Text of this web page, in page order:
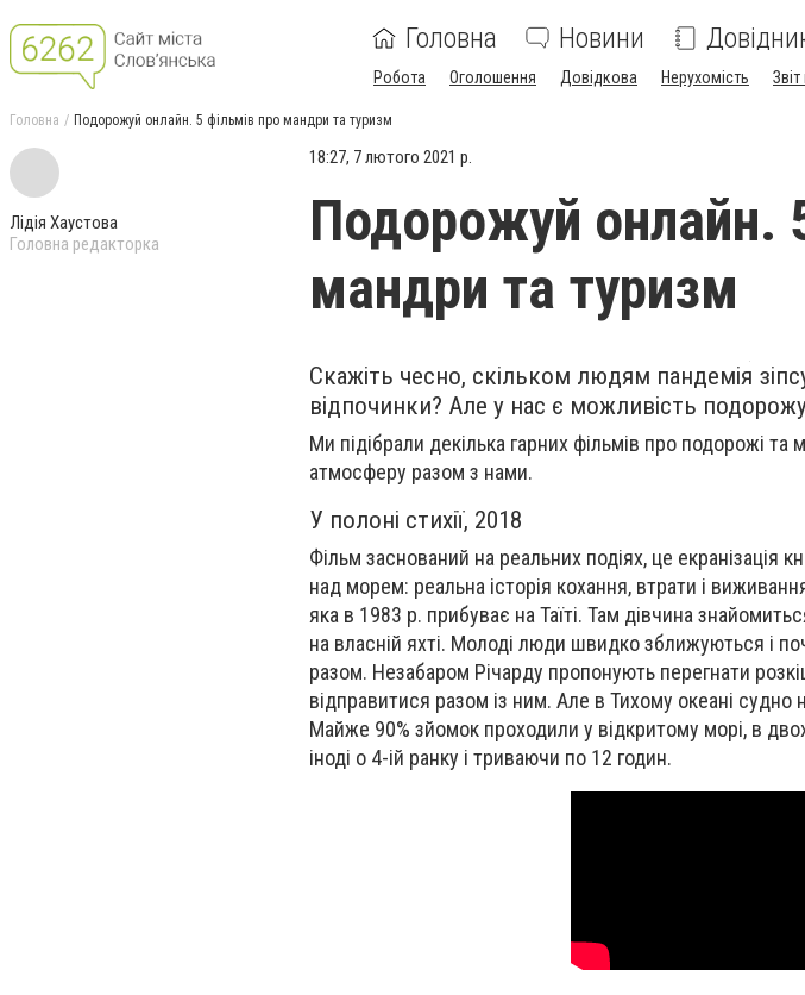
Головна Новини
Робота Оголошення Довідкова Нерухомість
Головна Подорожуй онлайн. 5 фільмів про мандри та туризм
Лідія Хаустова
Головна редакторка
18:27, 7 лютого 2021 р.
Подорожуй онлайн.
мандри та туризм
Скажіть чесно, скільком людям пандемія
відпочинки? Але у нас є можливість
Ми підібрали декілька гарних фільмів про подорожі
атмосферу разом з нами.
У полоні стихії, 2018
Фільм заснований на реальних подіях, це екранізація
над морем: реальна історія кохання, втрати і
яка в 1983 р. прибуває на Таїті. Там дівчина
на власній яхті. Молоді люди швидко зближуються і
разом. Незабаром Річарду пропонують перегнати
відправитися разом із ним. Але в Тихому океані
Майже 90% зйомок проходили у відкритому морі, в
іноді о 4-ій ранку і триваючи по 12 годин.